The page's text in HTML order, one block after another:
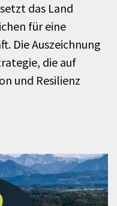
das Land
für eine
Die Auszeichnung
die auf
und Resilienz